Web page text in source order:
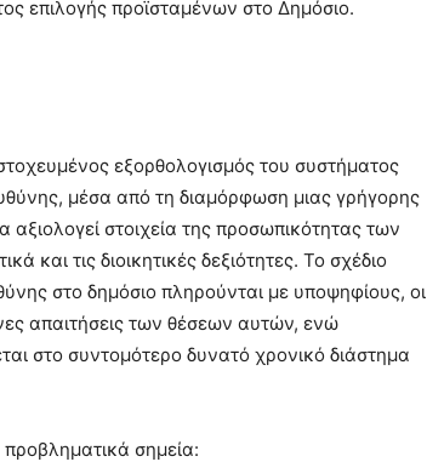
επιλογής προϊσταμένων στο Δημόσιο.
εξορθολογισμός του συστήματος
μέσα από τη διαμόρφωση μιας γρήγορης
αξιολογεί στοιχεία της προσωπικότητας των
και τις διοικητικές δεξιότητες. Το σχέδιο
στο δημόσιο πληρούνται με υποψηφίους, οι
απαιτήσεις των θέσεων αυτών, ενώ
στο συντομότερο δυνατό χρονικό διάστημα
σημεία: